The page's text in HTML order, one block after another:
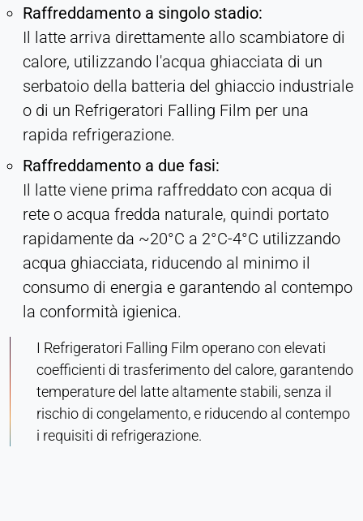
Raffreddamento a singolo stadio:
Il latte arriva direttamente allo scambiatore di
calore, utilizzando l'acqua ghiacciata di un
serbatoio della batteria del ghiaccio industriale
o di un Refrigeratori Falling Film per una
rapida refrigerazione.
Raffreddamento a due fasi:
Il latte viene prima raffreddato con acqua di
rete o acqua fredda naturale, quindi portato
rapidamente da ~20°C a 2°C-4°C utilizzando
acqua ghiacciata, riducendo al minimo il
consumo di energia e garantendo al contempo
la conformità igienica.
I Refrigeratori Falling Film operano con elevati
coefficienti di trasferimento del calore, garantendo
temperature del latte altamente stabili, senza il
rischio di congelamento, e riducendo al contempo
i requisiti di refrigerazione.